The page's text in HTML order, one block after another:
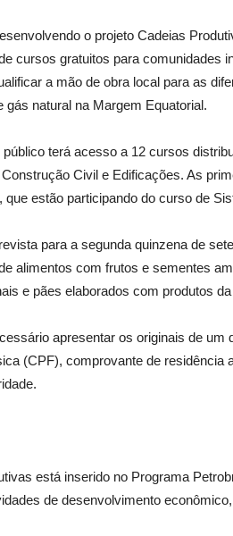
o projeto Cadeias
cursos gratuitos para comunidades
a mão de obra local para as
gás natural na Margem Equatorial.
terá acesso a 12 cursos
Civil e Edificações. As
estão participando do curso de
para a segunda quinzena de
alimentos com frutos e sementes
e pães elaborados com produtos da
apresentar os originais de um
(CPF), comprovante de residência
está inserido no Programa
de desenvolvimento